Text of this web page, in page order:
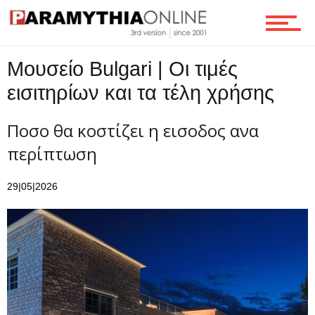
Μουσείο Bulgari | Οι τιμές
εισιτηρίων και τα τέλη χρήσης
Ποσο θα κοστίζει η εισοδος ανα
περίπτωση
29|05|2026